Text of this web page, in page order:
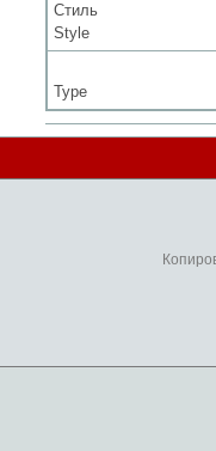
Стиль
Style
Type